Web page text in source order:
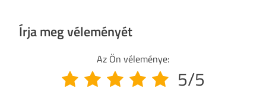
Írja meg véleményét
Az Ön véleménye:
5/5